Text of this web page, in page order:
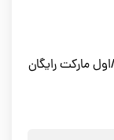
اول مارکت رایگان